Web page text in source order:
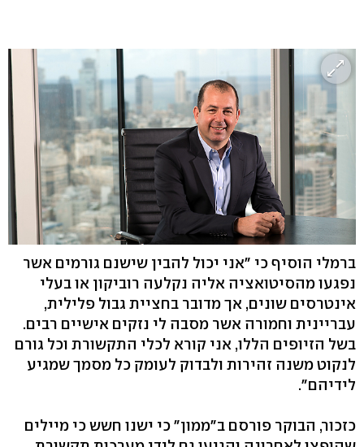
ברמלי הוסיף כי "אני יכול להבין שישנם גורמים אשר
נפגעו מהסיטואציה אליה נקלעה רוביקון או בעלי
אינטרסים שונים, אך מדובר בחציית גבול פלילית,
עבריינית וחמורה אשר מסבה לי נזקים אישיים רבים.
בשל הזיופים הללו, אני קורא לכלי התקשורת וכל גורם
לנקוט משנה זהירות ולבדוק לעומק כל מסמך שמגיע
לידיהם".
כזכור, הבוקר פורסם ב"ממון" כי ישנו חשש כי מיילים